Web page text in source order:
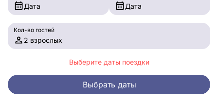
Дата Дата
Кол-во гостей
2 взрослых
Выберите даты поездки
Выбрать даты